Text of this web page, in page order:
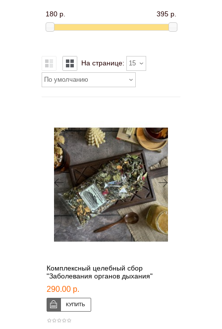
180 р. 395 р.
На странице: 15
По умолчанию
Комплексный целебный сбор
"Заболевания органов дыхания"
290.00 р.